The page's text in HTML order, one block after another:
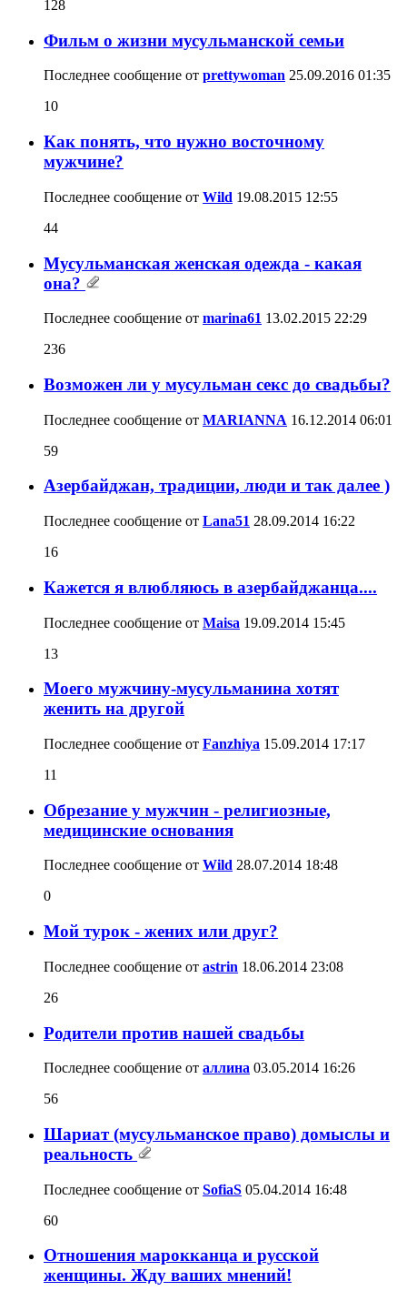
128
Фильм о жизни мусульманской семьи
Последнее сообщение от prettywoman 25.09.2016 01:35
10
Как понять, что нужно восточному
мужчине?
Последнее сообщение от Wild 19.08.2015 12:55
44
Мусульманская женская одежда - какая
она?
Последнее сообщение от marina61 13.02.2015 22:29
236
Возможен ли у мусульман секс до свадьбы?
Последнее сообщение от MARIANNA 16.12.2014 06:01
59
Азербайджан, традиции, люди и так далее )
Последнее сообщение от Lana51 28.09.2014 16:22
16
Кажется я влюбляюсь в азербайджанца....
Последнее сообщение от Maisa 19.09.2014 15:45
13
Моего мужчину-мусульманина хотят
женить на другой
Последнее сообщение от Fanzhiya 15.09.2014 17:17
11
Обрезание у мужчин - религиозные,
медицинские основания
Последнее сообщение от Wild 28.07.2014 18:48
0
Мой турок - жених или друг?
Последнее сообщение от astrin 18.06.2014 23:08
26
Родители против нашей свадьбы
Последнее сообщение от аллина 03.05.2014 16:26
56
Шариат (мусульманское право) домыслы и
реальность
Последнее сообщение от SofiaS 05.04.2014 16:48
60
Отношения марокканца и русской
женщины. Жду ваших мнений!